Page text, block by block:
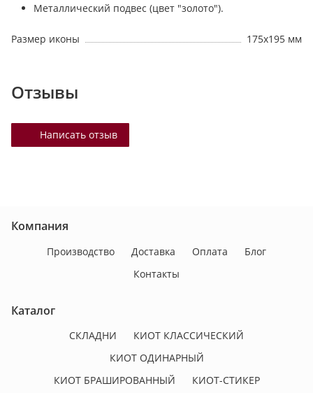
Металлический подвес (цвет "золото").
Размер иконы 175х195 мм
Отзывы
Написать отзыв
Компания
Производство Доставка Оплата
Блог
Контакты
Каталог
СКЛАДНИ
КИОТ КЛАССИЧЕСКИЙ
КИОТ ОДИНАРНЫЙ
КИОТ БРАШИРОВАННЫЙ
КИОТ-СТИКЕР